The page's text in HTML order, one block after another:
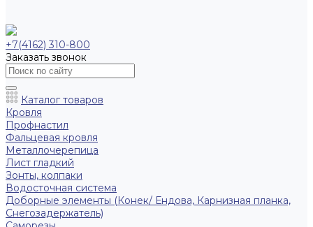
+7(4162) 310-800
Заказать звонок
Каталог товаров
Кровля
Профнастил
Фальцевая кровля
Металлочерепица
Лист гладкий
Зонты, колпаки
Водосточная система
Доборные элементы (Конек/ Ендова, Карнизная планка,
Снегозадержатель)